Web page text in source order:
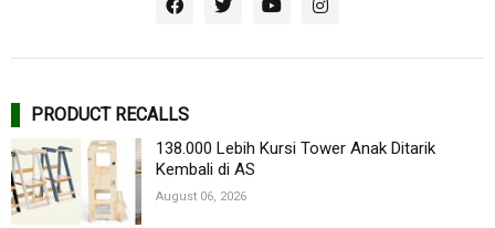
PRODUCT RECALLS
138.000 Lebih Kursi Tower Anak Ditarik
Kembali di AS
August 06, 2026